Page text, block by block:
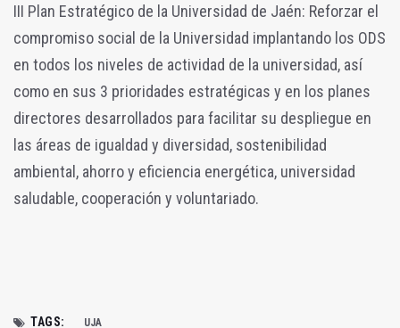
III Plan Estratégico de la Universidad de Jaén: Reforzar el
compromiso social de la Universidad implantando los ODS
en todos los niveles de actividad de la universidad, así
como en sus 3 prioridades estratégicas y en los planes
directores desarrollados para facilitar su despliegue en
las áreas de igualdad y diversidad, sostenibilidad
ambiental, ahorro y eficiencia energética, universidad
saludable, cooperación y voluntariado.
TAGS: UJA